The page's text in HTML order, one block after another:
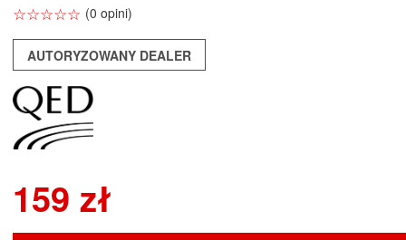
☆☆☆☆☆
★★★★★ (0 opini)
AUTORYZOWANY DEALER
159 zł